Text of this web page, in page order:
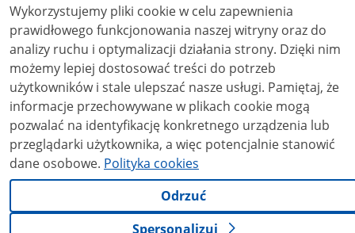
Wykorzystujemy pliki cookie w celu zapewnienia
prawidłowego funkcjonowania naszej witryny oraz do
analizy ruchu i optymalizacji działania strony. Dzięki nim
możemy lepiej dostosować treści do potrzeb
użytkowników i stale ulepszać nasze usługi. Pamiętaj, że
informacje przechowywane w plikach cookie mogą
pozwalać na identyfikację konkretnego urządzenia lub
przeglądarki użytkownika, a więc potencjalnie stanowić
dane osobowe. Polityka cookies
Odrzuć
Spersonalizuj